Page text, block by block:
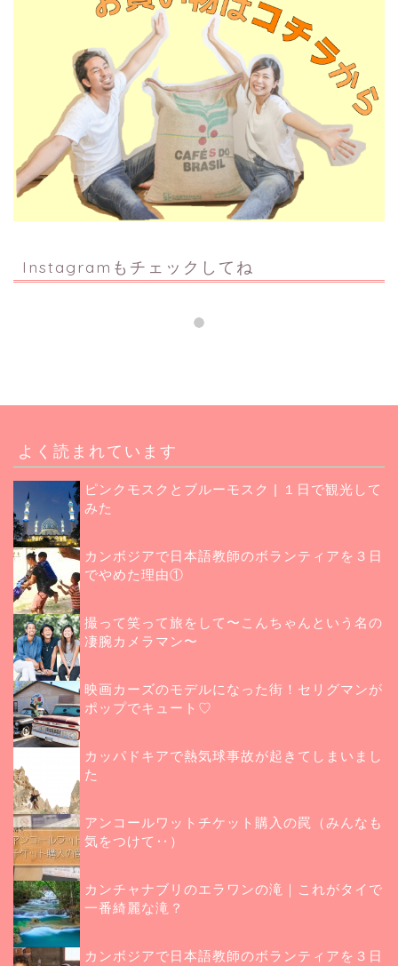
Instagramもチェックしてね
よく読まれています
ピンクモスクとブルーモスク | １日で観光して
みた
カンボジアで日本語教師のボランティアを３日
でやめた理由①
撮って笑って旅をして〜こんちゃんという名の
凄腕カメラマン〜
映画カーズのモデルになった街！セリグマンが
ポップでキュート♡
カッパドキアで熱気球事故が起きてしまいまし
た
アンコールワットチケット購入の罠（みんなも
気をつけて‥）
カンチャナブリのエラワンの滝｜これがタイで
一番綺麗な滝？
カンボジアで日本語教師のボランティアを３日